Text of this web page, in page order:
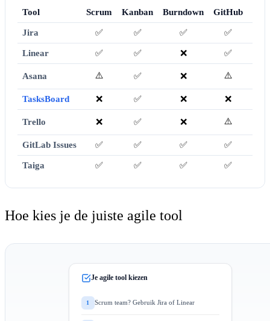
Tool Scrum Kanban Burndown GitHub
Jira ✅ ✅ ✅ ✅
Linear ✅ ✅ ❌ ✅
Asana ⚠️ ✅ ❌ ⚠️
TasksBoard ❌ ✅ ❌ ❌
Trello ❌ ✅ ❌ ⚠️
GitLab Issues ✅ ✅ ✅ ✅
Taiga ✅ ✅ ✅ ✅
Hoe kies je de juiste agile tool
Je agile tool kiezen
1 Scrum team? Gebruik Jira of Linear